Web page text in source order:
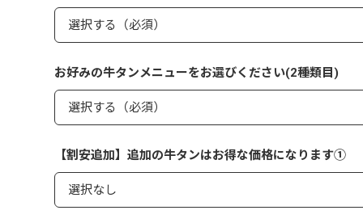
お好みの牛タンメニューをお選びください(2種類目)
【割安追加】追加の牛タンはお得な価格になります①